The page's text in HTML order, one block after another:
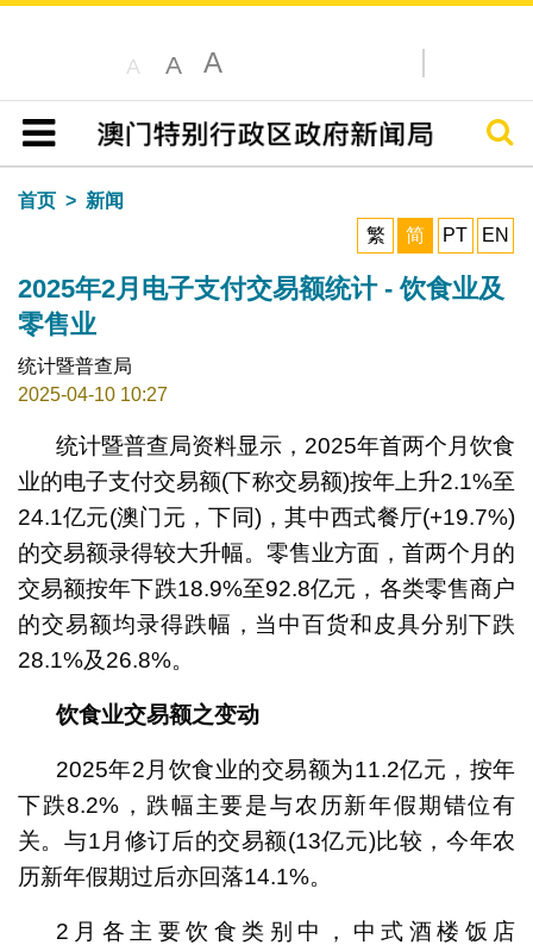
A A A
目录
搜寻
首页
新闻
繁
简 PT EN
2025年2月电子支付交易额统计 - 饮食业及
零售业
统计暨普查局
2025-04-10 10:27
统计暨普查局资料显示，2025年首两个月饮食
业的电子支付交易额(下称交易额)按年上升2.1%至
24.1亿元(澳门元，下同)，其中西式餐厅(+19.7%)
的交易额录得较大升幅。零售业方面，首两个月的
交易额按年下跌18.9%至92.8亿元，各类零售商户
的交易额均录得跌幅，当中百货和皮具分别下跌
28.1%及26.8%。
饮食业交易额之变动
2025年2月饮食业的交易额为11.2亿元，按年
下跌8.2%，跌幅主要是与农历新年假期错位有
关。与1月修订后的交易额(13亿元)比较，今年农
历新年假期过后亦回落14.1%。
2月各主要饮食类别中，中式酒楼饭店